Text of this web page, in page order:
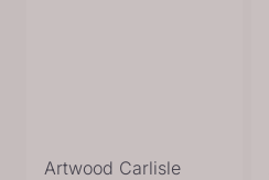
Artwood Carlisle